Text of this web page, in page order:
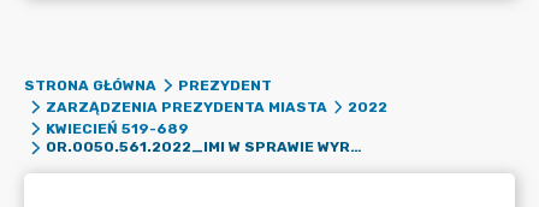
STRONA GŁÓWNA
PREZYDENT
ZARZĄDZENIA PREZYDENTA MIASTA
2022
KWIECIEŃ 519-689
OR.0050.561.2022_IMI W SPRAWIE WYRAŻENIA ZGODY NA UDZIELENIE ZAMÓWIENIA O WARTOŚCI DO 130.000,00 ZŁ ORAZ ZAWARCIA UMOWY NA WYKONANIE POMIARÓW NATĘŻENIA RUCHU DROGOWEGO WE WSKAZANYCH PUNKTACH POMIAROWYCH DRÓG W GRANICACH ADMINISTRACYJNYCH GMINY MIEJSKIEJ Ż